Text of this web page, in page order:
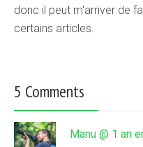
donc il peut m'arriver de
certains articles.
5 Comments
Manu @ 1 an